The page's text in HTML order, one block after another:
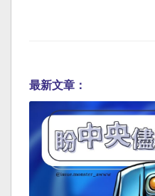
最新文章：